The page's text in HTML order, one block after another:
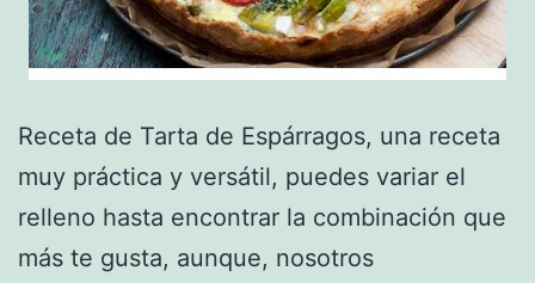
Receta de Tarta de Espárragos, una receta
muy práctica y versátil, puedes variar el
relleno hasta encontrar la combinación que
más te gusta, aunque, nosotros